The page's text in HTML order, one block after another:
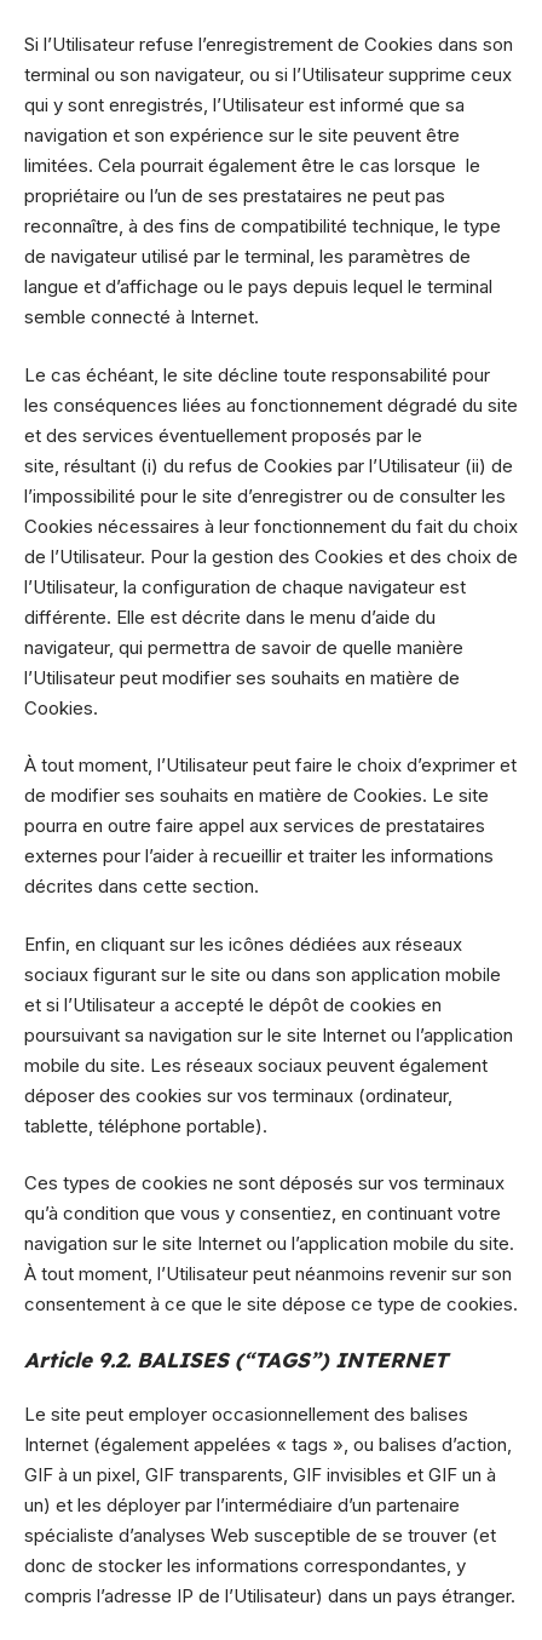
Si l’Utilisateur refuse l’enregistrement de Cookies dans son
terminal ou son navigateur, ou si l’Utilisateur supprime ceux
qui y sont enregistrés, l’Utilisateur est informé que sa
navigation et son expérience sur le site peuvent être
limitées. Cela pourrait également être le cas lorsque le
propriétaire ou l’un de ses prestataires ne peut pas
reconnaître, à des fins de compatibilité technique, le type
de navigateur utilisé par le terminal, les paramètres de
langue et d’affichage ou le pays depuis lequel le terminal
semble connecté à Internet.
Le cas échéant, le site décline toute responsabilité pour
les conséquences liées au fonctionnement dégradé du site
et des services éventuellement proposés par le
site, résultant (i) du refus de Cookies par l’Utilisateur (ii) de
l’impossibilité pour le site d’enregistrer ou de consulter les
Cookies nécessaires à leur fonctionnement du fait du choix
de l’Utilisateur. Pour la gestion des Cookies et des choix de
l’Utilisateur, la configuration de chaque navigateur est
différente. Elle est décrite dans le menu d’aide du
navigateur, qui permettra de savoir de quelle manière
l’Utilisateur peut modifier ses souhaits en matière de
Cookies.
À tout moment, l’Utilisateur peut faire le choix d’exprimer et
de modifier ses souhaits en matière de Cookies. Le site
pourra en outre faire appel aux services de prestataires
externes pour l’aider à recueillir et traiter les informations
décrites dans cette section.
Enfin, en cliquant sur les icônes dédiées aux réseaux
sociaux figurant sur le site ou dans son application mobile
et si l’Utilisateur a accepté le dépôt de cookies en
poursuivant sa navigation sur le site Internet ou l’application
mobile du site. Les réseaux sociaux peuvent également
déposer des cookies sur vos terminaux (ordinateur,
tablette, téléphone portable).
Ces types de cookies ne sont déposés sur vos terminaux
qu’à condition que vous y consentiez, en continuant votre
navigation sur le site Internet ou l’application mobile du site.
À tout moment, l’Utilisateur peut néanmoins revenir sur son
consentement à ce que le site dépose ce type de cookies.
Article 9.2. BALISES (“TAGS”) INTERNET
Le site peut employer occasionnellement des balises
Internet (également appelées « tags », ou balises d’action,
GIF à un pixel, GIF transparents, GIF invisibles et GIF un à
un) et les déployer par l’intermédiaire d’un partenaire
spécialiste d’analyses Web susceptible de se trouver (et
donc de stocker les informations correspondantes, y
compris l’adresse IP de l’Utilisateur) dans un pays étranger.